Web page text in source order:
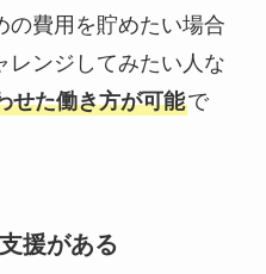
の費用を貯めたい場合
レンジしてみたい人な
せた働き方が可能で
援がある